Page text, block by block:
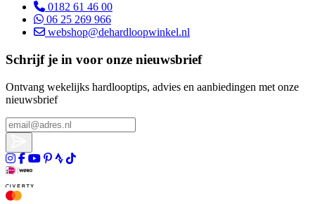
0182 61 46 00
06 25 269 966
webshop@dehardloopwinkel.nl
Schrijf je in voor onze nieuwsbrief
Ontvang wekelijks hardlooptips, advies en aanbiedingen met onze
nieuwsbrief